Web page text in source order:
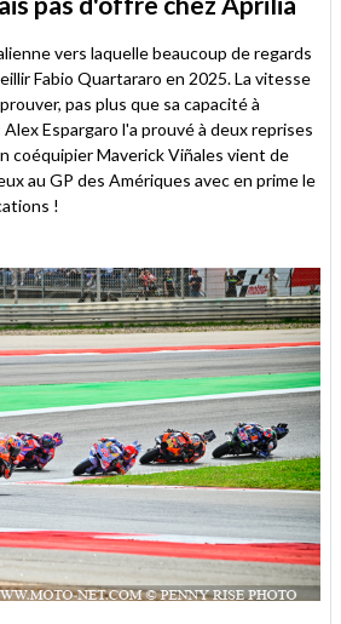
vers laquelle beaucoup de regards
Fabio Quartararo en 2025. La vitesse
pas plus que sa capacité à
Espargaro l'a prouvé à deux reprises
coéquipier Maverick Viñales vient de
au GP des Amériques avec en prime le
!